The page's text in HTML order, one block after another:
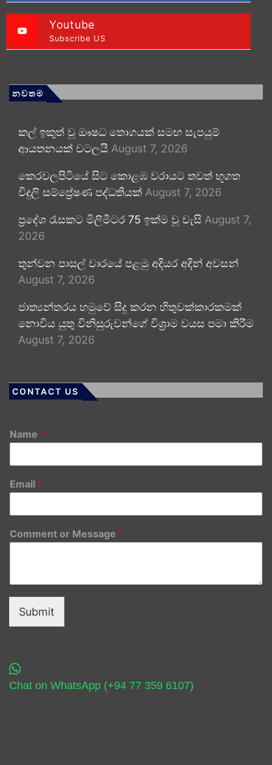
Youtube
Subscribe US
නවතම
කල් ඉකුත් වූ ඖෂධ තොගයක් සමඟ සැපයුම්
ආයතනයක් වටලයි August 7, 2026
කෙරවලපිටියේ සිට කොළඹ වරායට තවත් භූගත
විදුලි සම්ප්‍රේෂණ පද්ධතියක් August 7, 2026
ප්‍රදේශ රැසකට මිලිමීටර 75 ඉක්ම වූ වැසි August 7,
2026
තුන්වන පාසල් වාරයේ පළමු අදියර අදින් අවසන්
August 7, 2026
ජාත්‍යන්තරය හමුවේ සිදු කරන හිතුවක්කාරකමක්
නොවිය යුතු විනිසුරුවන්ගේ විශ්‍රාම වයස පමා කිරීම
August 7, 2026
CONTACT US
Name *
Email *
Comment or Message *
Submit
Chat on WhatsApp (+94 77 359 6107)